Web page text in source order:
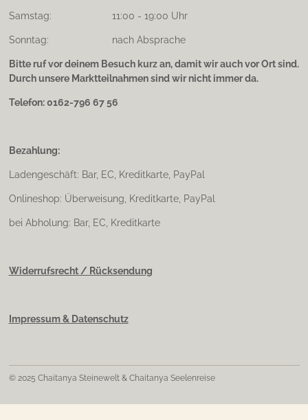
Samstag: 11:00 - 19:00 Uhr
Sonntag: nach Absprache
Bitte ruf vor deinem Besuch kurz an, damit wir auch vor Ort sind.
Durch unsere Marktteilnahmen sind wir nicht immer da.
Telefon: 0162-796 67 56
Bezahlung:
Ladengeschäft: Bar, EC, Kreditkarte, PayPal
Onlineshop: Überweisung, Kreditkarte, PayPal
bei Abholung: Bar, EC, Kreditkarte
Widerrufsrecht / Rücksendung
Impressum & Datenschutz
© 2025 Chaitanya Steinewelt & Chaitanya Seelenreise